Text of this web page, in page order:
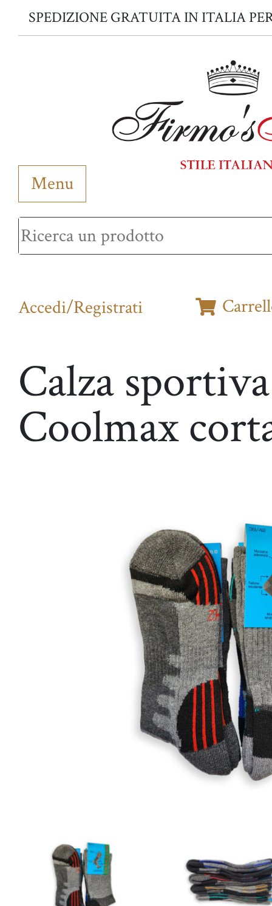
SPEDIZIONE GRATUITA IN ITALIA
Menu
Accedi/Registrati
Calza sportiva in
Coolmax